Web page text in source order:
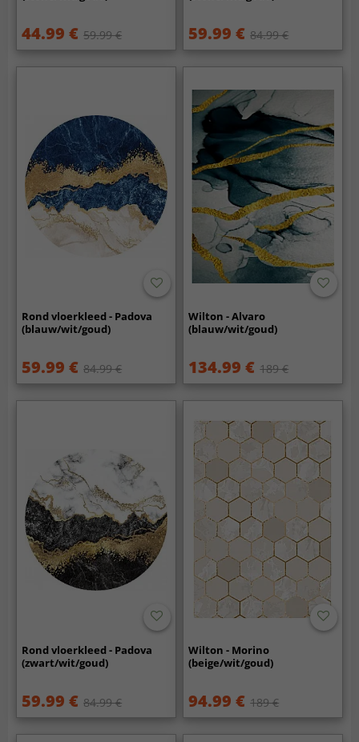
44.99 € 59.99 € 59.99 € 84.99 €
Rond vloerkleed - Padova
(blauw/wit/goud)
59.99 € 84.99 €
Wilton - Alvaro
(blauw/wit/goud)
134.99 € 189 €
Rond vloerkleed - Padova
(zwart/wit/goud)
59.99 € 84.99 €
Wilton - Morino
(beige/wit/goud)
94.99 € 189 €